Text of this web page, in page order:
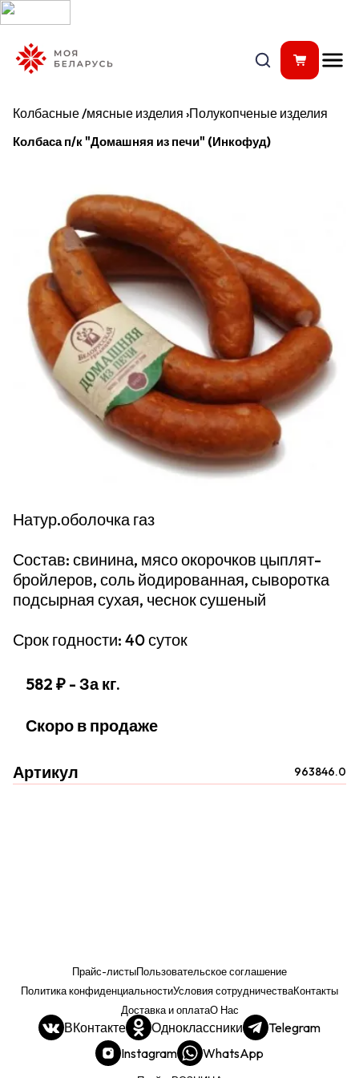
Колбасные /мясные изделия ›Полукопченые изделия
Колбаса п/к "Домашняя из печи" (Инкофуд)
Натур.оболочка газ
Состав: свинина, мясо окорочков цыплят-
бройлеров, соль йодированная, сыворотка
подсырная сухая, чеснок сушеный
Срок годности: 40 суток
582 ₽ - За кг.
Скоро в продаже
Артикул 963846.0
Прайс-листыПользовательское соглашение
Политика конфиденциальностиУсловия сотрудничестваКонтакты
Доставка и оплатаО Нас
ВКонтакте Одноклассники
Telegram
Instagram
WhatsApp